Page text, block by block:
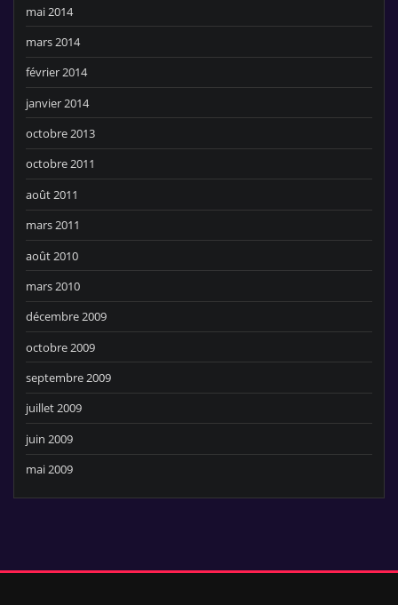
mai 2014
mars 2014
février 2014
janvier 2014
octobre 2013
octobre 2011
août 2011
mars 2011
août 2010
mars 2010
décembre 2009
octobre 2009
septembre 2009
juillet 2009
juin 2009
mai 2009